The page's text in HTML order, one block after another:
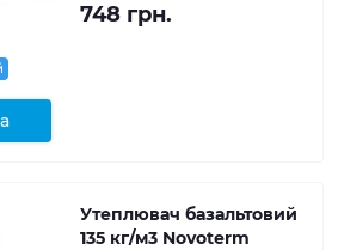
748 грн.
Утеплювач базальтовий
135 кг/м3 Novoterm